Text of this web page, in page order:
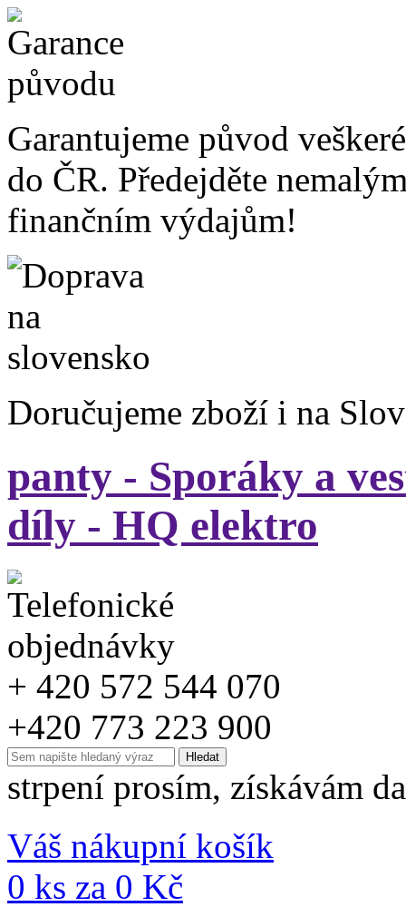
Garantujeme původ
do ČR. Předejděte
finančním výdajům!
Doručujeme zboží i na
panty - Sporáky a
díly - HQ elektro
+ 420 572 544 070
+420 773 223 900
strpení prosím, získávám
Váš nákupní košík
0 ks za 0 Kč